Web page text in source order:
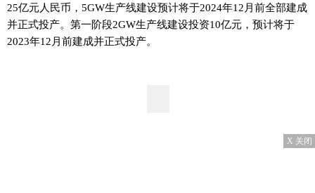
25亿元人民币，5GW生产线建设预计将于2024年12月前全部建成
并正式投产。第一阶段2GW生产线建设投资10亿元，预计将于
2023年12月前建成并正式投产。
X 关闭